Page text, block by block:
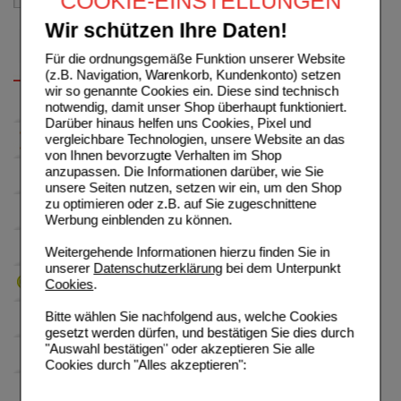
Wir schützen Ihre Daten!
Für die ordnungsgemäße Funktion unserer Website
(z.B. Navigation, Warenkorb, Kundenkonto) setzen
wir so genannte Cookies ein. Diese sind technisch
notwendig, damit unser Shop überhaupt funktioniert.
Darüber hinaus helfen uns Cookies, Pixel und
vergleichbare Technologien, unsere Website an das
von Ihnen bevorzugte Verhalten im Shop
anzupassen. Die Informationen darüber, wie Sie
unsere Seiten nutzen, setzen wir ein, um den Shop
zu optimieren oder z.B. auf Sie zugeschnittene
Werbung einblenden zu können.
Weitergehende Informationen hierzu finden Sie in
unserer Datenschutzerklärungbei dem Unterpunkt
Cookies.
Bitte wählen Sie nachfolgend aus, welche Cookies
gesetzt werden dürfen, und bestätigen Sie dies durch
"Auswahl bestätigen" oder akzeptieren Sie alle
Cookies durch "Alles akzeptieren":